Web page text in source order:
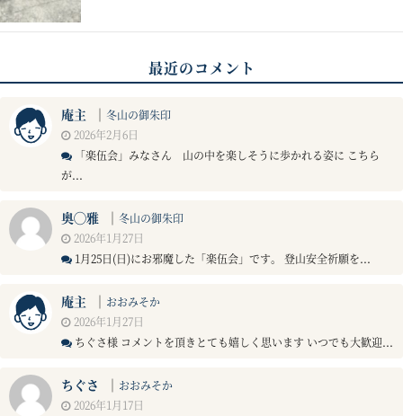
最近のコメント
庵主 ｜ 冬山の御朱印
2026年2月6日
「楽伍会」みなさん 山の中を楽しそうに歩かれる姿に こちら
が...
奥◯雅 ｜ 冬山の御朱印
2026年1月27日
1月25日(日)にお邪魔した「楽伍会」です。 登山安全祈願を...
庵主 ｜ おおみそか
2026年1月27日
ちぐさ様 コメントを頂きとても嬉しく思います いつでも大歓迎...
ちぐさ ｜ おおみそか
2026年1月17日